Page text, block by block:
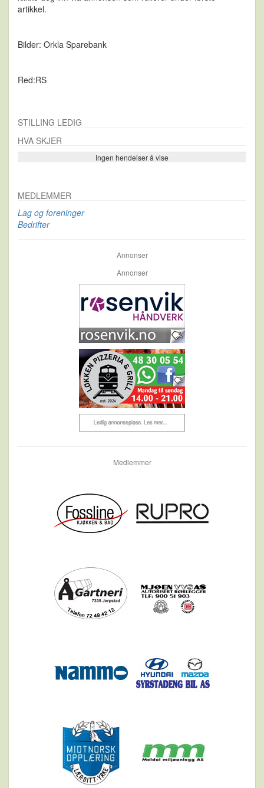
artikkel.
Bilder: Orkla Sparebank
Red:RS
STILLING LEDIG
HVA SKJER
Ingen hendelser å vise
Se flere…
MEDLEMMER
Lag og foreninger
Bedrifter
Annonser
Annonser
Medlemmer